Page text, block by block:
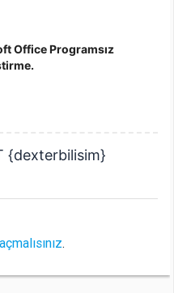
Office Programsız
{dexterbilisim}
.